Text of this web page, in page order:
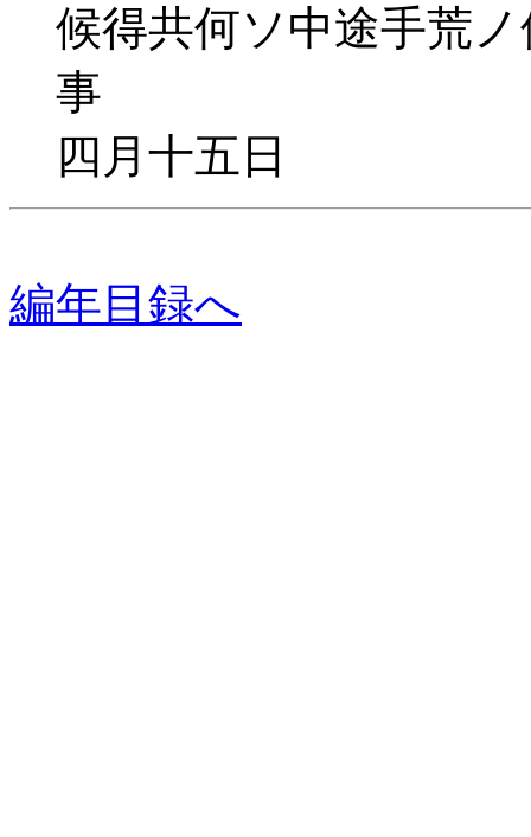
候得共何ソ中途手荒ノ
事
四月十五日
編年目録へ